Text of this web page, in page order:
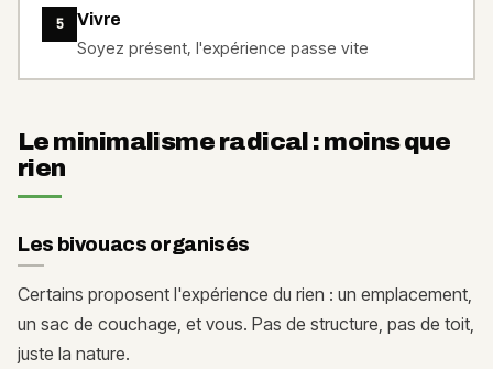
5 Vivre
Soyez présent, l'expérience passe vite
Le minimalisme radical : moins que
rien
Les bivouacs organisés
Certains proposent l'expérience du rien : un emplacement,
un sac de couchage, et vous. Pas de structure, pas de toit,
juste la nature.